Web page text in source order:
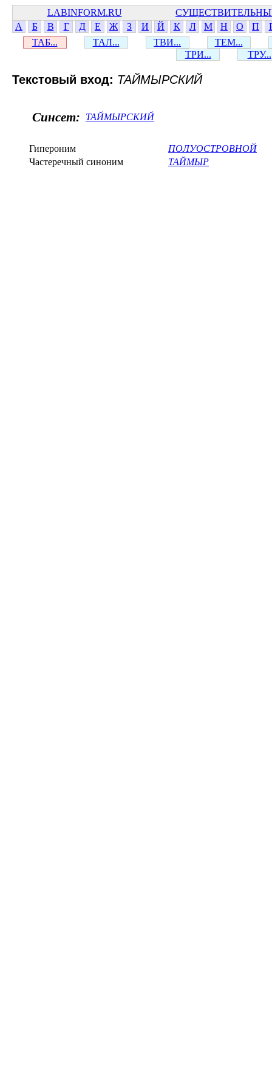
LABINFORM.RU
А
Б В Г Д Е Ж З И Й К Л М Н О П
ТАБ...
ТАЛ... ТВИ...
ТЕМ...
ТРИ...
ТРУ...
Текстовый вход: ТАЙМЫРСКИЙ
Синсет: ТАЙМЫРСКИЙ
Гипероним
ПОЛУОСТРОВНОЙ
Частеречный синоним
ТАЙМЫР